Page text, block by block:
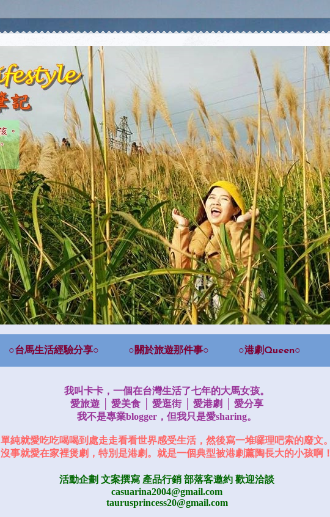
○台馬生活經驗分享○ ○關於旅遊那件事○ ○港劇Queen○
我叫卡卡，一個在台灣生活了七年的大馬女孩。
愛旅遊 │ 愛美食 │ 愛逛街 │ 愛港劇 │ 愛分享
我不是專業blogger，但我只是愛sharing。
單純就愛吃吃喝喝到處走走看看世界感受生活，然後寫一堆囉理吧索的廢文。
沒事就愛在家裡煲劇，特別是港劇。就是一個典型被港劇薰陶長大的小孩啊！
活動企劃 文案撰寫 產品行銷 部落客邀約 歡迎洽談
casuarina2004@gmail.com
taurusprincess20@gmail.com